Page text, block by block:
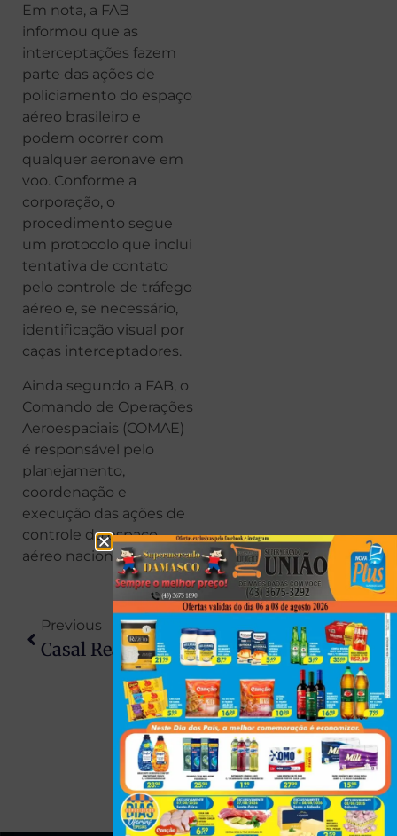
Em nota, a FAB
informou que as
interceptações fazem
parte das ações de
policiamento do espaço
aéreo brasileiro e
podem ocorrer com
qualquer aeronave em
voo. Conforme a
corporação, o
procedimento segue
um protocolo que inclui
tentativa de contato
pelo controle de tráfego
aéreo e, se necessário,
identificação visual por
caças interceptadores.
Ainda segundo a FAB, o
Comando de Operações
Aeroespaciais (COMAE)
é responsável pelo
planejamento,
coordenação e
execução das ações de
controle do espaço
aéreo nacional.
Previous
Casal Reage À Abordagem E Morre Em Confronto No Paraná
Next
Médicos Retiram Tumor De Quase 60 Kg De Paciente Com 50 Anos